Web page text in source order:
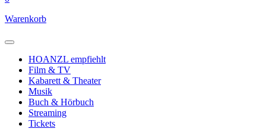
Warenkorb
HOANZL empfiehlt
Film & TV
Kabarett & Theater
Musik
Buch & Hörbuch
Streaming
Tickets